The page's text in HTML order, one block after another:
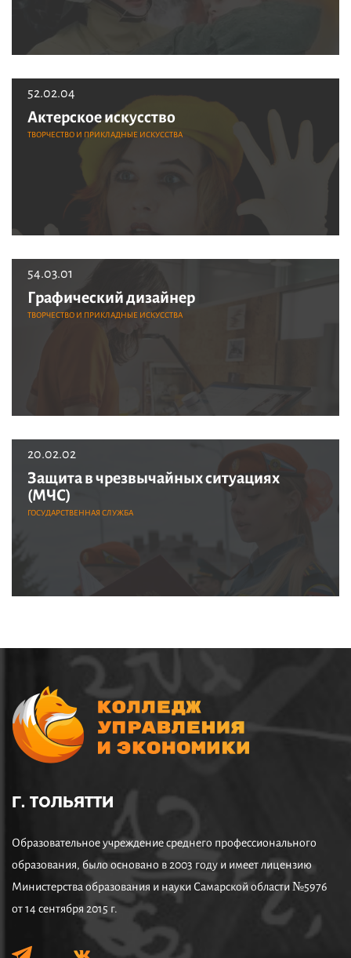
52.02.04
Актерское искусство
ТВОРЧЕСТВО И ПРИКЛАДНЫЕ ИСКУССТВА
54.03.01
Графический дизайнер
ТВОРЧЕСТВО И ПРИКЛАДНЫЕ ИСКУССТВА
20.02.02
Защита в чрезвычайных ситуациях
(МЧС)
ГОСУДАРСТВЕННАЯ СЛУЖБА
Г. ТОЛЬЯТТИ
Образовательное учреждение среднего профессионального
образования, было основано в 2003 году и имеет лицензию
Министерства образования и науки Самарской области №5976
от 14 сентября 2015 г.